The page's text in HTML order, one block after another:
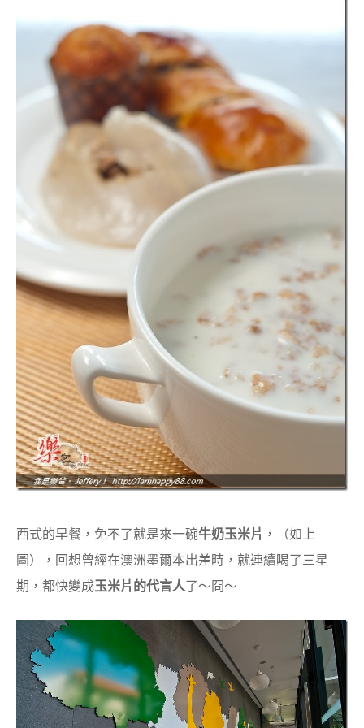
西式的早餐，免不了就是來一碗牛奶玉米片 ，（如上
圖），回想曾經在澳洲墨爾本出差時，就連續喝了三星
期，都快變成玉米片的代言人了～冏～